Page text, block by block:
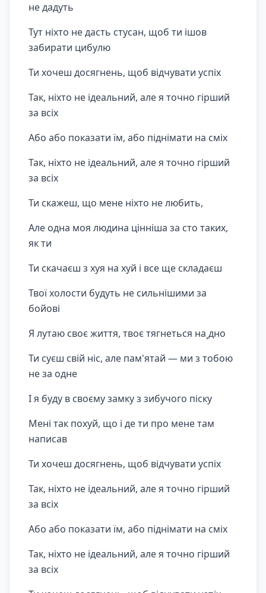
не дадуть
Тут ніхто не дасть стусан, щоб ти ішов
забирати цибулю
Ти хочеш досягнень, щоб відчувати успіх
Так, ніхто не ідеальний, але я точно гірший
за всіх
Або або показати їм, або піднімати на сміх
Так, ніхто не ідеальний, але я точно гірший
за всіх
Ти скажеш, що мене ніхто не любить,
Але одна моя людина цінніша за сто таких,
як ти
Ти скачаєш з хуя на хуй і все ще складаєш
Твої холости будуть не сильнішими за
бойові
Я лутаю своє життя, твоє тягнеться на¸дно
Ти суєш свій ніс, але пам'ятай — ми з тобою
не за одне
І я буду в своєму замку з зибучого піску
Мені так похуй, що і де ти про мене там
написав
Ти хочеш досягнень, щоб відчувати успіх
Так, ніхто не ідеальний, але я точно гірший
за всіх
Або або показати їм, або піднімати на сміх
Так, ніхто не ідеальний, але я точно гірший
за всіх